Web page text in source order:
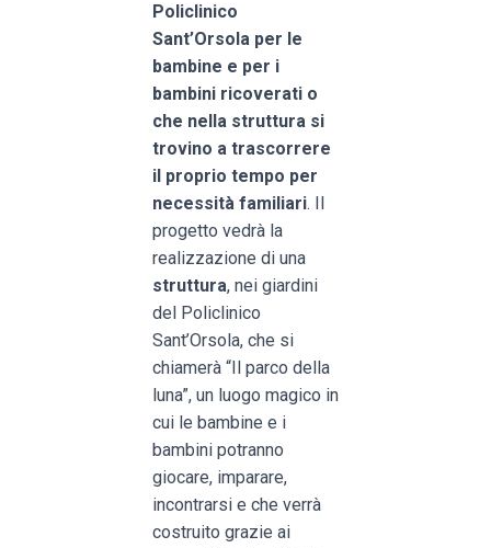
Policlinico
Sant’Orsola per le
bambine e per i
bambini ricoverati o
che nella struttura si
trovino a trascorrere
il proprio tempo per
necessità familiari. Il
progetto vedrà la
realizzazione di una
struttura, nei giardini
del Policlinico
Sant’Orsola, che si
chiamerà “Il parco della
luna”, un luogo magico in
cui le bambine e i
bambini potranno
giocare, imparare,
incontrarsi e che verrà
costruito grazie ai